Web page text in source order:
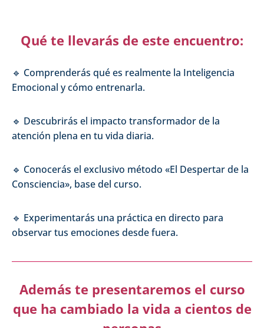
Qué te llevarás de este encuentro:
🔹 Comprenderás qué es realmente la Inteligencia
Emocional y cómo entrenarla.
🔹 Descubrirás el impacto transformador de la
atención plena en tu vida diaria.
🔹 Conocerás el exclusivo método «El Despertar de la
Consciencia», base del curso.
🔹 Experimentarás una práctica en directo para
observar tus emociones desde fuera.
Además te presentaremos el curso
que ha cambiado la vida a cientos de